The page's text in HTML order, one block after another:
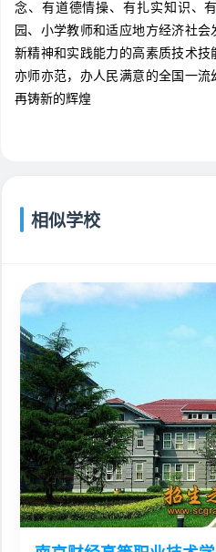
念、有道德情操、有扎实知识、
园、小学教师和适应地方经济社
新精神和实践能力的高素质技术技
亦师亦范，办人民满意的全国一流
再铸新的辉煌
相似学校